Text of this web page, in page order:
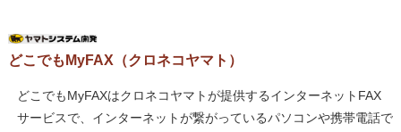
どこでもMyFAX（クロネコヤマト）
どこでもMyFAXはクロネコヤマトが提供するインターネットFAX
サービスで、インターネットが繋がっているパソコンや携帯電話で